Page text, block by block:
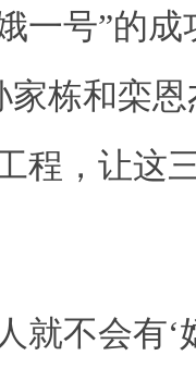
号”的成
栋和栾
程，让这
不会有‘